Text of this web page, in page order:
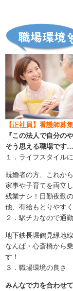
【正社員】看護師募集
『この法人で自分の
そう思える職場です
１．ライフスタイル
既婚者の方、これか
家事や子育てを両立
残業ナシ！日勤夜勤
他、有給もとりやす
２．駅チカなので通
地下鉄長堀鶴見緑地
なんば・心斎橋から
す！
３．職場環境の良さ
みんなで力を合わせ